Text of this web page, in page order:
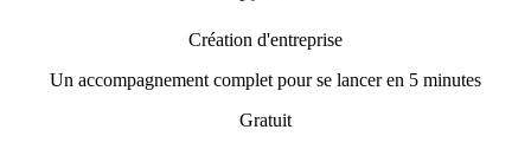
Création d'entreprise
Un accompagnement complet pour se lancer en 5 minutes
Gratuit